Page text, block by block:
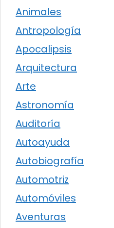
Animales
Antropología
Apocalipsis
Arquitectura
Arte
Astronomía
Auditoría
Autoayuda
Autobiografía
Automotriz
Automóviles
Aventuras